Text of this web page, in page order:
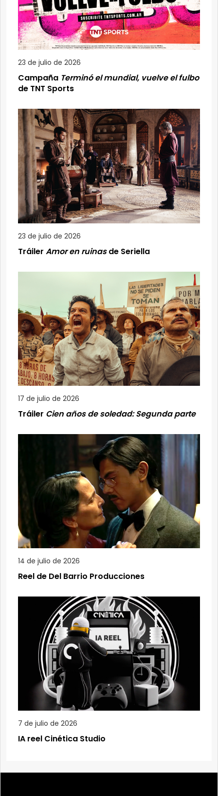
23 de julio de 2026
Campaña Terminó el mundial, vuelve el fulbo
de TNT Sports
23 de julio de 2026
Tráiler Amor en ruinasde Seriella
17 de julio de 2026
Tráiler Cien años de soledad: Segunda parte
14 de julio de 2026
Reel de Del Barrio Producciones
7 de julio de 2026
IA reel Cinética Studio